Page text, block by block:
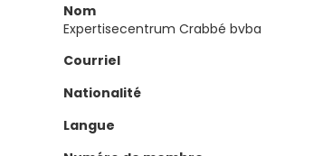
Nom
Expertisecentrum Crabbé bvba
Courriel
Nationalité
Langue